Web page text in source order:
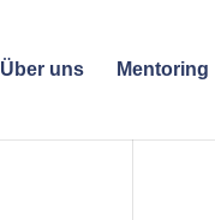
Über uns Mentoring